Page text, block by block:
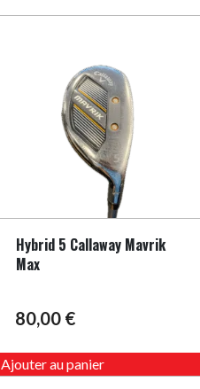
Hybrid 5 Callaway Mavrik
Max
80,00 €
Ajouter au panier